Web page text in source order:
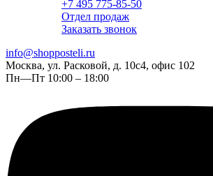
+7 495 775-85-50
Отдел продаж
Заказать звонок
info@shopposteli.ru
Москва, ул. Расковой, д. 10с4, офис 102
Пн—Пт 10:00 – 18:00